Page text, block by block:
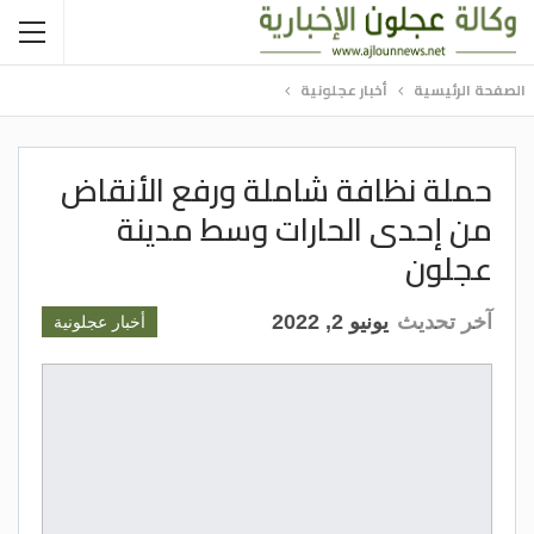
الصفحة الرئيسية أخبار عجلونية
حملة نظافة شاملة ورفع الأنقاض
من إحدى الحارات وسط مدينة
عجلون
أخبار عجلونية آخر تحديث يونيو 2, 2022